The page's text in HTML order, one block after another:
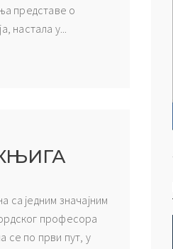
представе о
настала у...
са једним значајним
професора
се по први пут, у